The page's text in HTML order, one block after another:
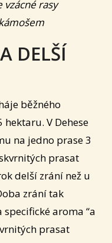
vzácné rasy
DELŠÍ
běžného
hektaru. V Dehese
na jedno prase 3
prasat
delší zrání než u
zrání tak
aroma “a
prasat